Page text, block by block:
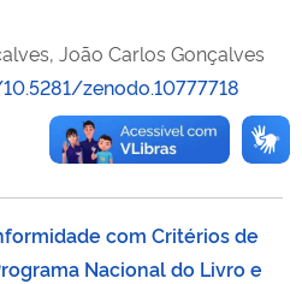
João Carlos Gonçalves
zenodo.10777718
com Critérios de
Nacional do Livro e